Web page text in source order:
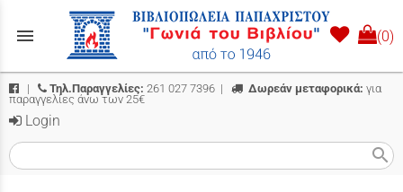
menu (0)
| Τηλ.Παραγγελίες: 261 027 7396 | Δωρεάν μεταφορικά: για
παραγγελίες άνω των 25€
Login
search